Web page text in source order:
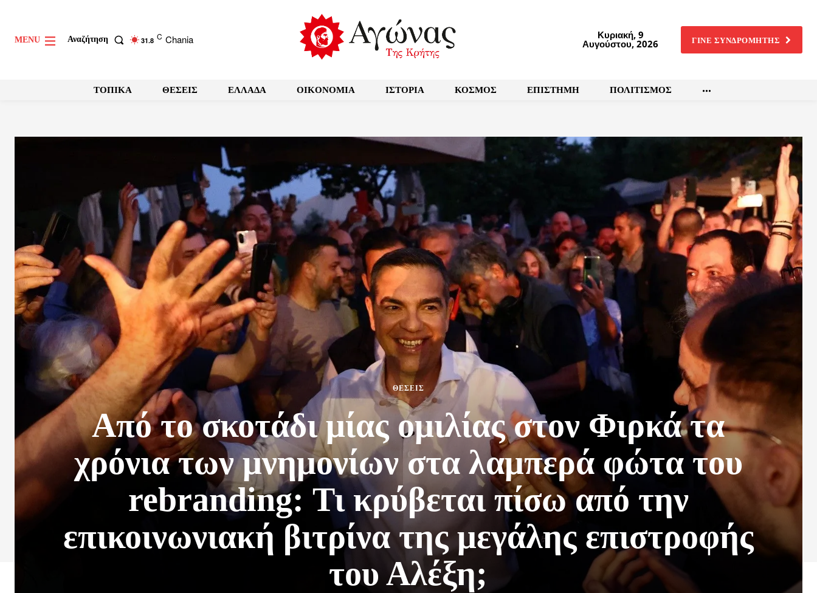
MENU Αναζήτηση 31.8 C Chania Κυριακή, 9
Αυγούστου, 2026 ΓΙΝΕ ΣΥΝΔΡΟΜΗΤΗΣ
ΤΟΠΙΚΑ ΘΕΣΕΙΣ ΕΛΛΑΔΑ OIKONOMIA ΙΣΤΟΡΙΑ ΚΟΣΜΟΣ ΕΠΙΣΤΗΜΗ ΠΟΛΙΤΙΣΜΟΣ
ΘΕΣΕΙΣ
Από το σκοτάδι μίας ομιλίας στον Φιρκά τα
χρόνια των μνημονίων στα λαμπερά φώτα του
rebranding: Τι κρύβεται πίσω από την
επικοινωνιακή βιτρίνα της μεγάλης επιστροφής
του Αλέξη;